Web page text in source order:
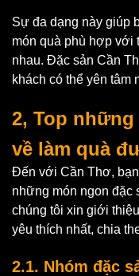
Sự đa dạng này giúp
món quà phù hợp với
nhau. Đặc sản Cần
khách có thể yên tâm
2, Top
về làm quà
Đến với Cần Thơ,
những món ngon đặc
chúng tôi xin giới
yêu thích nhất, chia
2.1. Nhóm đặc